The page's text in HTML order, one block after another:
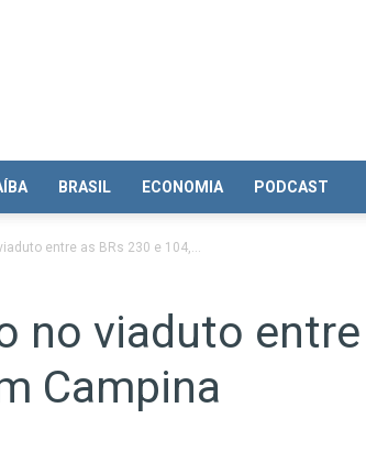
BRASIL ECONOMIA PODCAST
entre as BRs 230 e 104,...
no viaduto entre
Campina